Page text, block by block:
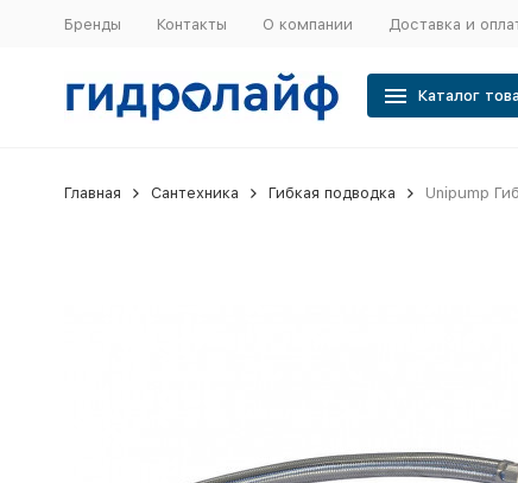
Бренды Контакты О компании Доставка и
Каталог
Главная Сантехника Гибкая подводка Unipump